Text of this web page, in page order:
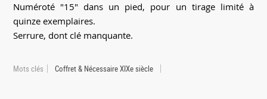
Numéroté "15" dans un pied, pour un tirage limité à
quinze exemplaires.
Serrure, dont clé manquante.
Mots clés Coffret & Nécessaire XIXe siècle